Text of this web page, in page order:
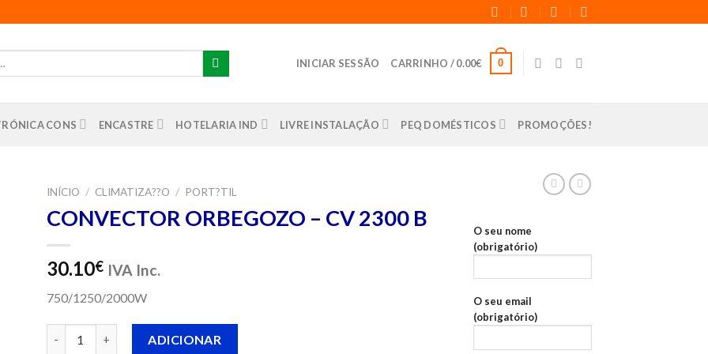
INICIAR SESSÃO CARRINHO /0.00€ 0
CONS ENCASTRE HOTELARIA IND LIVRE INSTALAÇÃO PEQ DOMÉSTICOS PROMOÇÕES!
INÍCIO / CLIMATIZA??O / PORT?TIL
CONVECTOR ORBEGOZO – CV 2300 B
30.10€ IVA Inc.
750/1250/2000W
ADICIONAR
O seu nome
(obrigatório)
O seu email
(obrigatório)